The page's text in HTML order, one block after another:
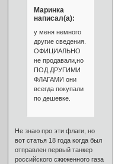
Маринка
написал(а):
у меня немного
другие сведения.
ОФИЦИАЛЬНО
не продавали,но
ПОД ДРУГИМИ
ФЛАГАМИ они
всегда покупали
по дешевке.
Не знаю про эти флаги, но
вот статья 18 года когда был
отправлен первый танкер
российского сжиженного газа